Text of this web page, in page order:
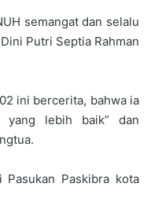
semangat dan selalu
Putri Septia Rahman
ini bercerita, bahwa ia
yang lebih baik” dan
Pasukan Paskibra kota